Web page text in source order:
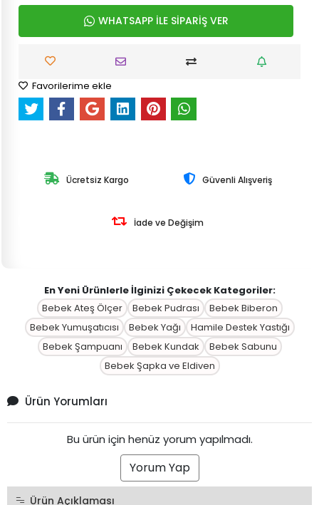
WHATSAPP İLE SİPARİŞ VER
Favorilerime ekle
Ücretsiz Kargo Güvenli Alışveriş
İade ve Değişim
En Yeni Ürünlerle İlginizi Çekecek Kategoriler:
Bebek Ateş Ölçer
Bebek Pudrası
Bebek Biberon
Bebek Yumuşatıcısı
Bebek Yağı
Hamile Destek Yastığı
Bebek Şampuanı
Bebek Kundak
Bebek Sabunu
Bebek Şapka ve Eldiven
Ürün Yorumları
Bu ürün için henüz yorum yapılmadı.
Yorum Yap
Ürün Açıklaması